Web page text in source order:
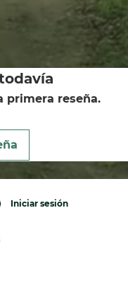
primera reseña.
Iniciar sesión